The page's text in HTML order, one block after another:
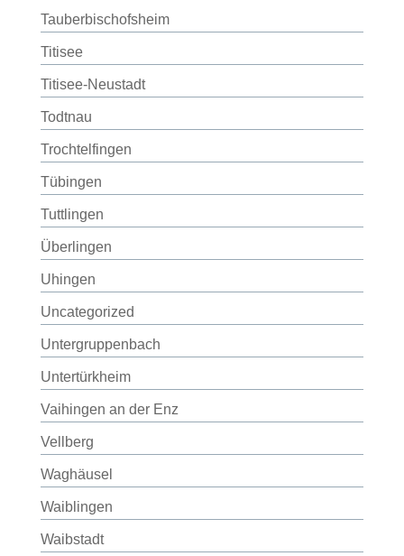
Tauberbischofsheim
Titisee
Titisee-Neustadt
Todtnau
Trochtelfingen
Tübingen
Tuttlingen
Überlingen
Uhingen
Uncategorized
Untergruppenbach
Untertürkheim
Vaihingen an der Enz
Vellberg
Waghäusel
Waiblingen
Waibstadt